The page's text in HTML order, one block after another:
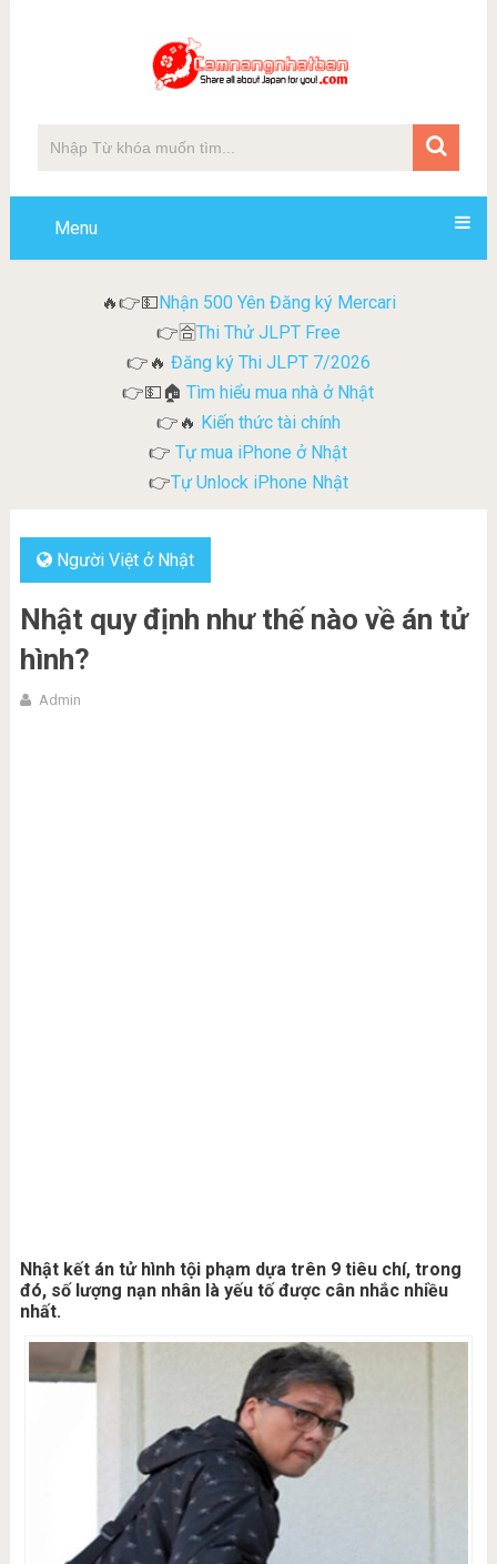
Menu
🔥👉💵Nhận 500 Yên Đăng ký Mercari
👉🈴Thi Thử JLPT Free
👉🔥 Đăng ký Thi JLPT 7/2026
👉💵🏠Tìm hiểu mua nhà ở Nhật
👉🔥 Kiến thức tài chính
👉 Tự mua iPhone ở Nhật
👉Tự Unlock iPhone Nhật
Người Việt ở Nhật
Nhật quy định như thế nào về án tử
hình?
Admin
Nhật kết án tử hình tội phạm dựa trên 9 tiêu chí, trong
đó, số lượng nạn nhân là yếu tố được cân nhắc nhiều
nhất.